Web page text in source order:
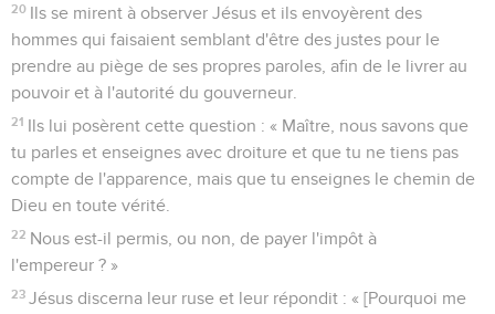
20 Ils se mirent à observer Jésus et ils envoyèrent des
hommes qui faisaient semblant d'être des justes pour le
prendre au piège de ses propres paroles, afin de le livrer au
pouvoir et à l'autorité du gouverneur.
21 Ils lui posèrent cette question : « Maître, nous savons que
tu parles et enseignes avec droiture et que tu ne tiens pas
compte de l'apparence, mais que tu enseignes le chemin de
Dieu en toute vérité.
22 Nous est-il permis, ou non, de payer l'impôt à
l'empereur ? »
23 Jésus discerna leur ruse et leur répondit : « [Pourquoi me